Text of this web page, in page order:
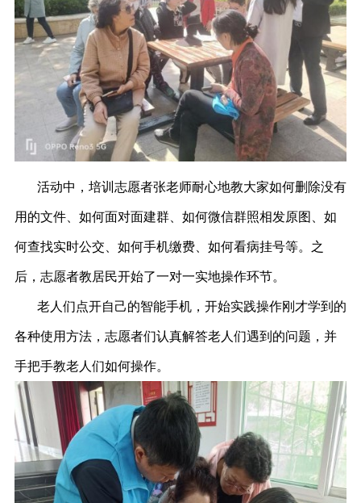
活动中，培训志愿者张老师耐心地教大家如何删除没有
用的文件、如何面对面建群、如何微信群照相发原图、如
何查找实时公交、如何手机缴费、如何看病挂号等。之
后，志愿者教居民开始了一对一实地操作环节。
老人们点开自己的智能手机，开始实践操作刚才学到的
各种使用方法，志愿者们认真解答老人们遇到的问题，并
手把手教老人们如何操作。